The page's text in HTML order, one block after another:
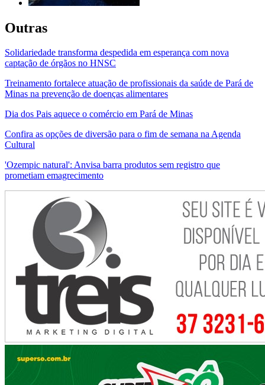
Outras
Solidariedade transforma despedida em esperança com nova
captação de órgãos no HNSC
Treinamento fortalece atuação de profissionais da saúde de Pará de
Minas na prevenção de doenças alimentares
Dia dos Pais aquece o comércio em Pará de Minas
Confira as opções de diversão para o fim de semana na Agenda
Cultural
'Ozempic natural': Anvisa barra produtos sem registro que
prometiam emagrecimento